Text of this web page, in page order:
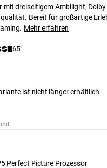
mit dreiseitigem Ambilight,
Bereit für großartige
Mehr erfahren
65"
ist nicht länger erhältlich
Perfect Picture Prozessor